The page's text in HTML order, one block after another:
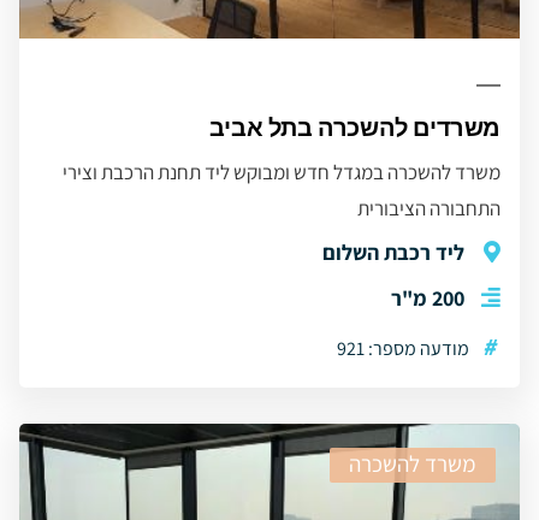
משרדים להשכרה בתל אביב
משרד להשכרה במגדל חדש ומבוקש ליד תחנת הרכבת וצירי
התחבורה הציבורית
ליד רכבת השלום
200 מ"ר
# מודעה מספר: 921
משרד להשכרה